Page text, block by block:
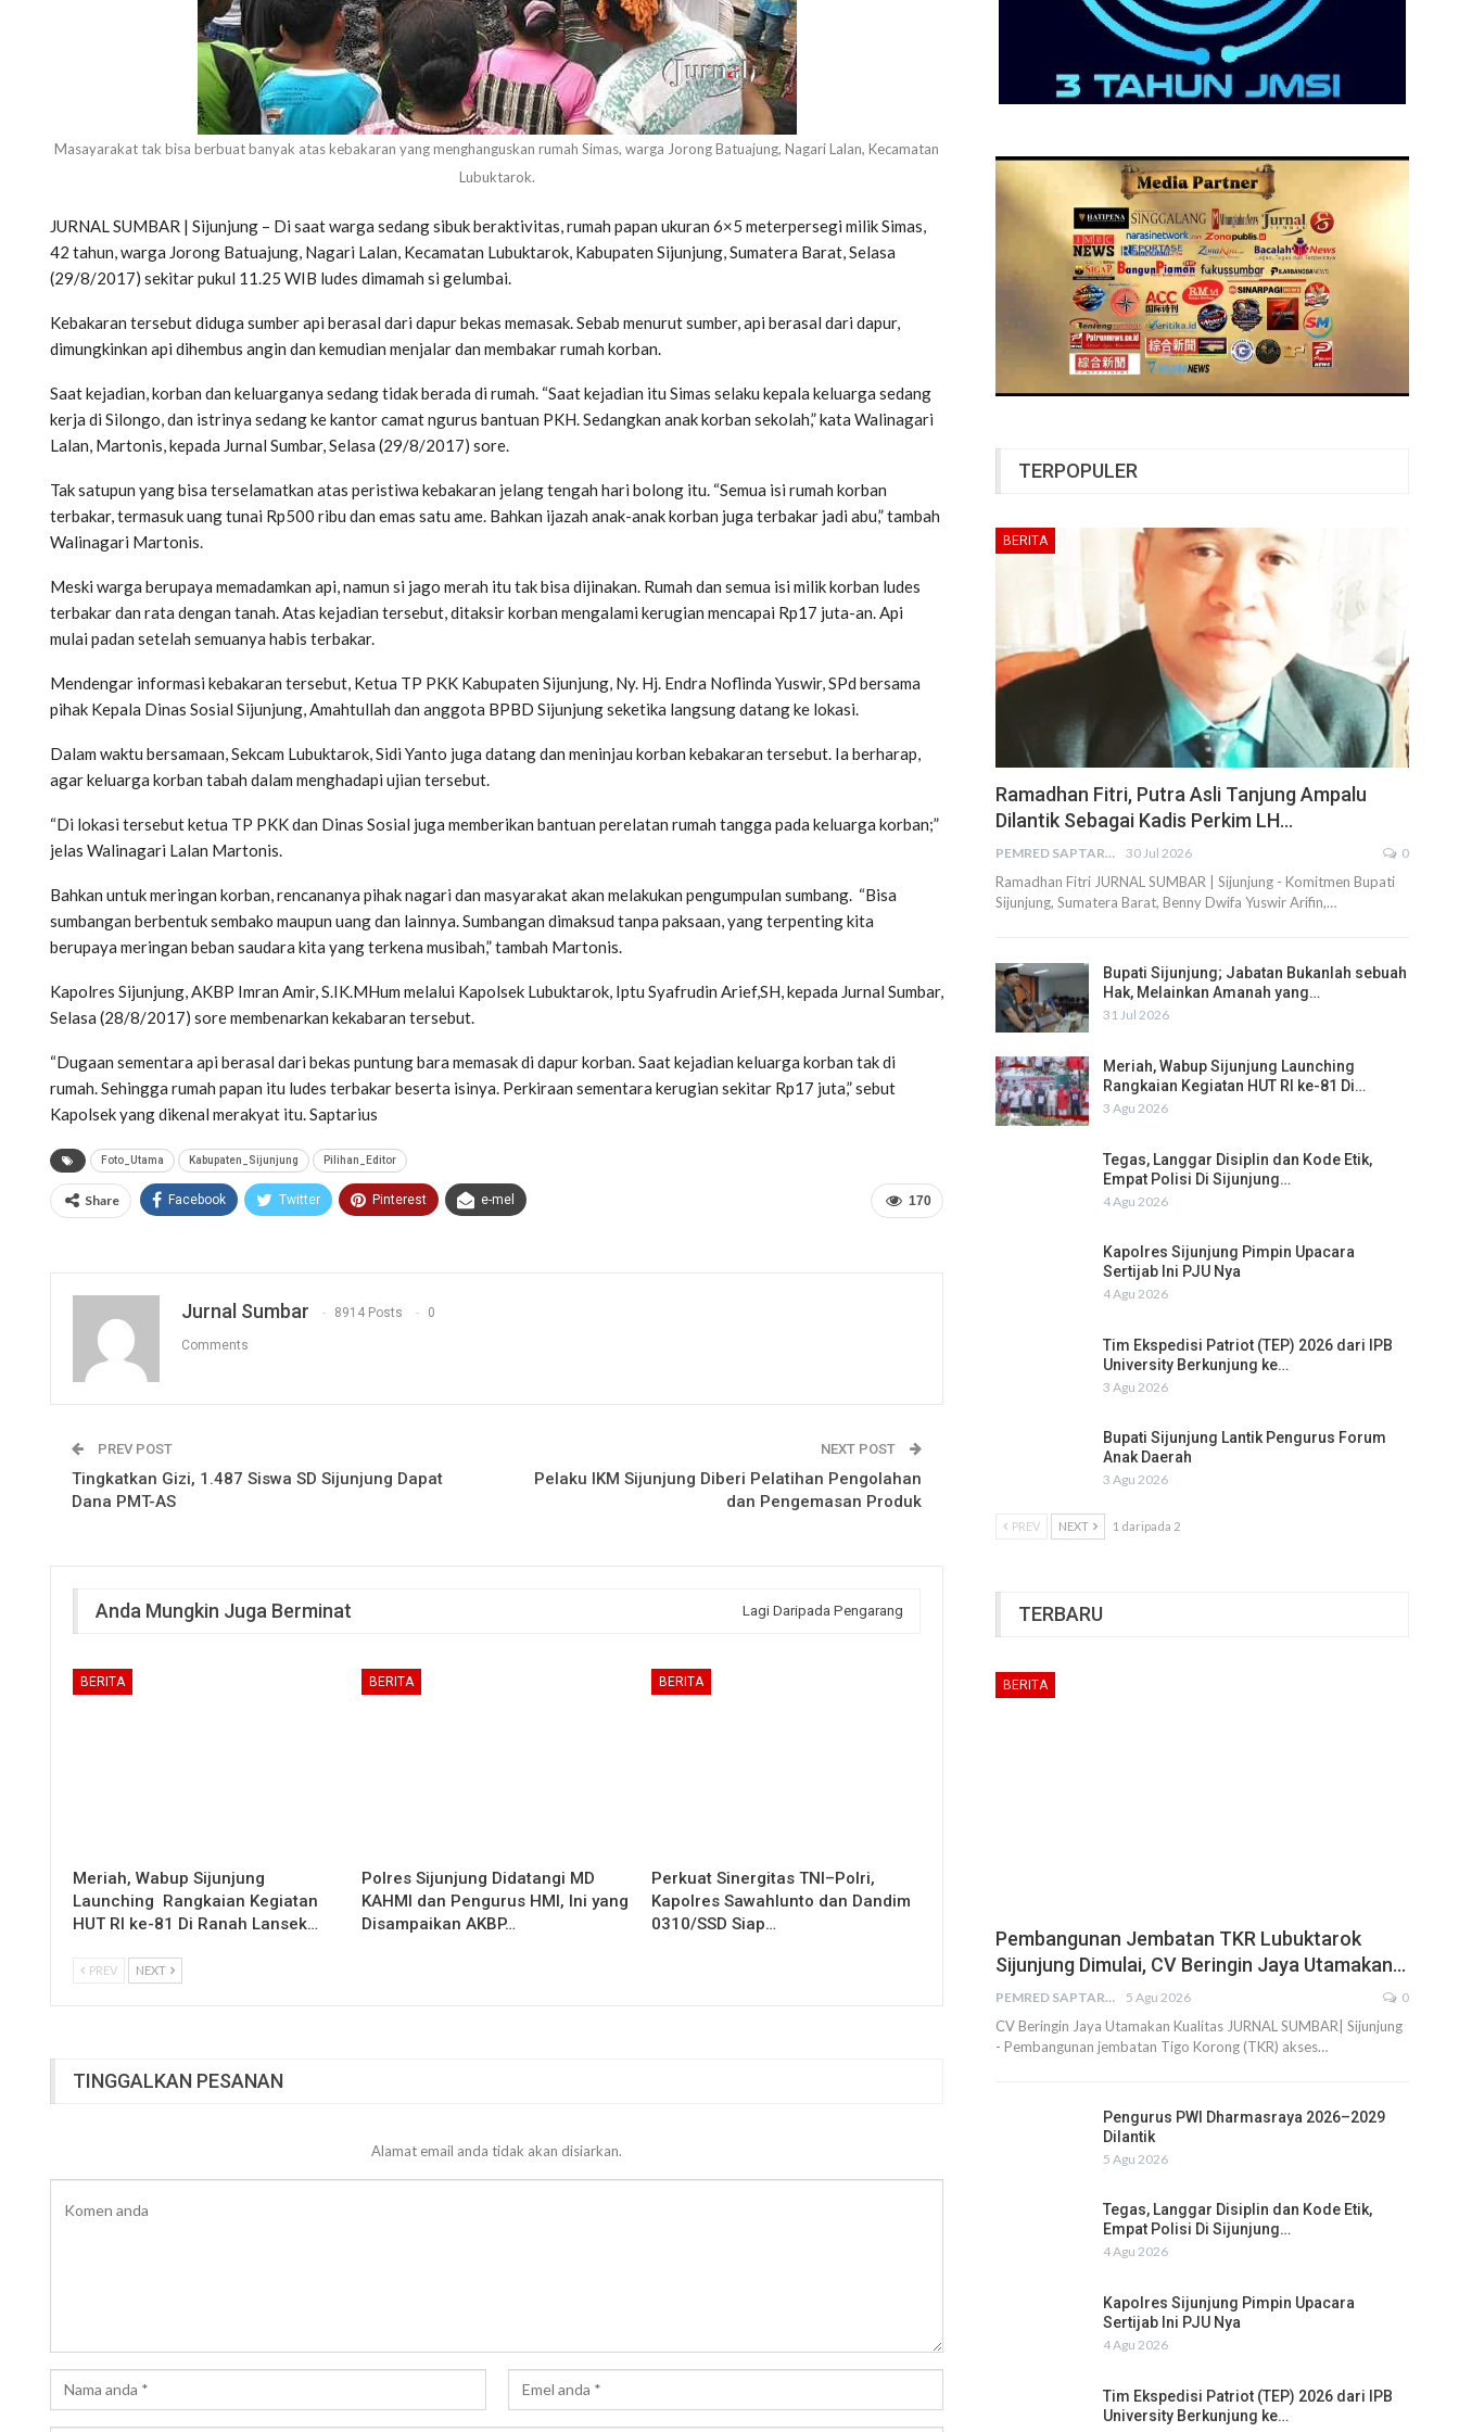
Masayarakat tak bisa berbuat banyak atas kebakaran yang menghanguskan rumah Simas, warga Jorong Batuajung, Nagari Lalan, Kecamatan
Lubuktarok.
JURNAL SUMBAR | Sijunjung – Di saat warga sedang sibuk beraktivitas, rumah papan ukuran 6×5 meterpersegi milik Simas,
42 tahun, warga Jorong Batuajung, Nagari Lalan, Kecamatan Lubuktarok, Kabupaten Sijunjung, Sumatera Barat, Selasa
(29/8/2017) sekitar pukul 11.25 WIB ludes dimamah si gelumbai.
Kebakaran tersebut diduga sumber api berasal dari dapur bekas memasak. Sebab menurut sumber, api berasal dari dapur,
dimungkinkan api dihembus angin dan kemudian menjalar dan membakar rumah korban.
Saat kejadian, korban dan keluarganya sedang tidak berada di rumah. “Saat kejadian itu Simas selaku kepala keluarga sedang
kerja di Silongo, dan istrinya sedang ke kantor camat ngurus bantuan PKH. Sedangkan anak korban sekolah,” kata Walinagari
Lalan, Martonis, kepada Jurnal Sumbar, Selasa (29/8/2017) sore.
Tak satupun yang bisa terselamatkan atas peristiwa kebakaran jelang tengah hari bolong itu. “Semua isi rumah korban
terbakar, termasuk uang tunai Rp500 ribu dan emas satu ame. Bahkan ijazah anak-anak korban juga terbakar jadi abu,” tambah
Walinagari Martonis.
Meski warga berupaya memadamkan api, namun si jago merah itu tak bisa dijinakan. Rumah dan semua isi milik korban ludes
terbakar dan rata dengan tanah. Atas kejadian tersebut, ditaksir korban mengalami kerugian mencapai Rp17 juta-an. Api
mulai padan setelah semuanya habis terbakar.
Mendengar informasi kebakaran tersebut, Ketua TP PKK Kabupaten Sijunjung, Ny. Hj. Endra Noflinda Yuswir, SPd bersama
pihak Kepala Dinas Sosial Sijunjung, Amahtullah dan anggota BPBD Sijunjung seketika langsung datang ke lokasi.
Dalam waktu bersamaan, Sekcam Lubuktarok, Sidi Yanto juga datang dan meninjau korban kebakaran tersebut. Ia berharap,
agar keluarga korban tabah dalam menghadapi ujian tersebut.
“Di lokasi tersebut ketua TP PKK dan Dinas Sosial juga memberikan bantuan perelatan rumah tangga pada keluarga korban;”
jelas Walinagari Lalan Martonis.
Bahkan untuk meringan korban, rencananya pihak nagari dan masyarakat akan melakukan pengumpulan sumbang. “Bisa
sumbangan berbentuk sembako maupun uang dan lainnya. Sumbangan dimaksud tanpa paksaan, yang terpenting kita
berupaya meringan beban saudara kita yang terkena musibah,” tambah Martonis.
Kapolres Sijunjung, AKBP Imran Amir, S.IK.MHum melalui Kapolsek Lubuktarok, Iptu Syafrudin Arief,SH, kepada Jurnal Sumbar,
Selasa (28/8/2017) sore membenarkan kekabaran tersebut.
“Dugaan sementara api berasal dari bekas puntung bara memasak di dapur korban. Saat kejadian keluarga korban tak di
rumah. Sehingga rumah papan itu ludes terbakar beserta isinya. Perkiraan sementara kerugian sekitar Rp17 juta,” sebut
Kapolsek yang dikenal merakyat itu. Saptarius
Foto_Utama Kabupaten_Sijunjung Pilihan_Editor
170
Share Facebook Twitter Pinterest e-mel
Jurnal Sumbar 8914 Posts 0
Comments
PREV POST
Tingkatkan Gizi, 1.487 Siswa SD Sijunjung Dapat
Dana PMT-AS
NEXT POST
Pelaku IKM Sijunjung Diberi Pelatihan Pengolahan
dan Pengemasan Produk
Anda Mungkin Juga Berminat Lagi Daripada Pengarang
BERITA
Meriah, Wabup Sijunjung
Launching Rangkaian Kegiatan
HUT RI ke-81 Di Ranah Lansek…
BERITA
Polres Sijunjung Didatangi MD
KAHMI dan Pengurus HMI, Ini yang
Disampaikan AKBP…
BERITA
Perkuat Sinergitas TNI–Polri,
Kapolres Sawahlunto dan Dandim
0310/SSD Siap…
PREV NEXT
TINGGALKAN PESANAN
Alamat email anda tidak akan disiarkan.
TERPOPULER
BERITA
Ramadhan Fitri, Putra Asli Tanjung Ampalu
Dilantik Sebagai Kadis Perkim LH…
PEMRED SAPTARIUS 30 Jul 2026 0
Ramadhan Fitri JURNAL SUMBAR | Sijunjung - Komitmen Bupati
Sijunjung, Sumatera Barat, Benny Dwifa Yuswir Arifin,…
Bupati Sijunjung; Jabatan Bukanlah sebuah
Hak, Melainkan Amanah yang…
31 Jul 2026
Meriah, Wabup Sijunjung Launching
Rangkaian Kegiatan HUT RI ke-81 Di…
3 Agu 2026
Tegas, Langgar Disiplin dan Kode Etik,
Empat Polisi Di Sijunjung…
4 Agu 2026
Kapolres Sijunjung Pimpin Upacara
Sertijab Ini PJU Nya
4 Agu 2026
Tim Ekspedisi Patriot (TEP) 2026 dari IPB
University Berkunjung ke…
3 Agu 2026
Bupati Sijunjung Lantik Pengurus Forum
Anak Daerah
3 Agu 2026
PREV NEXT 1 daripada 2
TERBARU
BERITA
Pembangunan Jembatan TKR Lubuktarok
Sijunjung Dimulai, CV Beringin Jaya Utamakan…
PEMRED SAPTARIUS 5 Agu 2026 0
CV Beringin Jaya Utamakan Kualitas JURNAL SUMBAR| Sijunjung
- Pembangunan jembatan Tigo Korong (TKR) akses…
Pengurus PWI Dharmasraya 2026–2029
Dilantik
5 Agu 2026
Tegas, Langgar Disiplin dan Kode Etik,
Empat Polisi Di Sijunjung…
4 Agu 2026
Kapolres Sijunjung Pimpin Upacara
Sertijab Ini PJU Nya
4 Agu 2026
Tim Ekspedisi Patriot (TEP) 2026 dari IPB
University Berkunjung ke…